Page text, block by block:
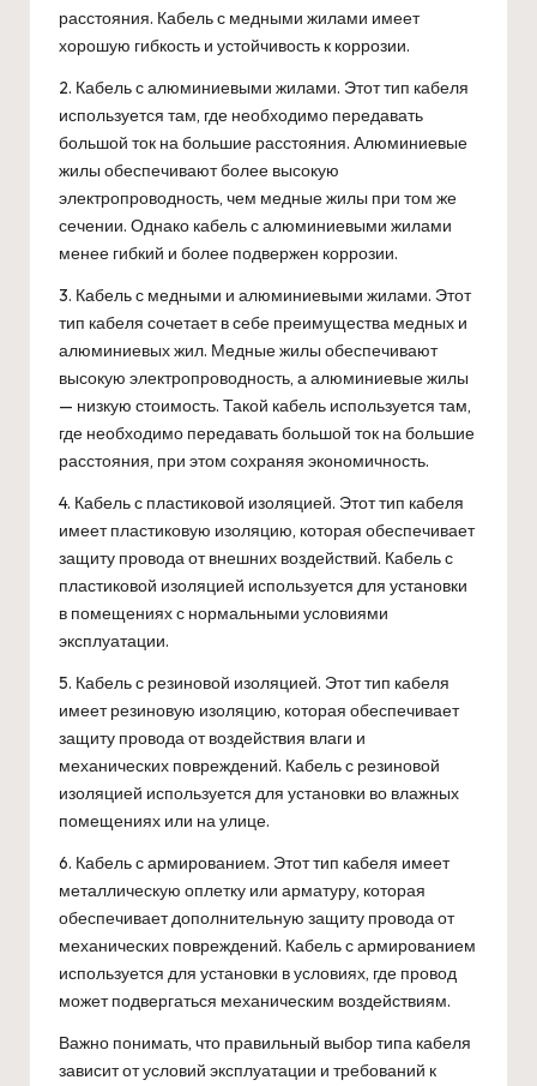
расстояния. Кабель с медными жилами имеет
хорошую гибкость и устойчивость к коррозии.
2. Кабель с алюминиевыми жилами. Этот тип кабеля
используется там, где необходимо передавать
большой ток на большие расстояния. Алюминиевые
жилы обеспечивают более высокую
электропроводность, чем медные жилы при том же
сечении. Однако кабель с алюминиевыми жилами
менее гибкий и более подвержен коррозии.
3. Кабель с медными и алюминиевыми жилами. Этот
тип кабеля сочетает в себе преимущества медных и
алюминиевых жил. Медные жилы обеспечивают
высокую электропроводность, а алюминиевые жилы
— низкую стоимость. Такой кабель используется там,
где необходимо передавать большой ток на большие
расстояния, при этом сохраняя экономичность.
4. Кабель с пластиковой изоляцией. Этот тип кабеля
имеет пластиковую изоляцию, которая обеспечивает
защиту провода от внешних воздействий. Кабель с
пластиковой изоляцией используется для установки
в помещениях с нормальными условиями
эксплуатации.
5. Кабель с резиновой изоляцией. Этот тип кабеля
имеет резиновую изоляцию, которая обеспечивает
защиту провода от воздействия влаги и
механических повреждений. Кабель с резиновой
изоляцией используется для установки во влажных
помещениях или на улице.
6. Кабель с армированием. Этот тип кабеля имеет
металлическую оплетку или арматуру, которая
обеспечивает дополнительную защиту провода от
механических повреждений. Кабель с армированием
используется для установки в условиях, где провод
может подвергаться механическим воздействиям.
Важно понимать, что правильный выбор типа кабеля
зависит от условий эксплуатации и требований к